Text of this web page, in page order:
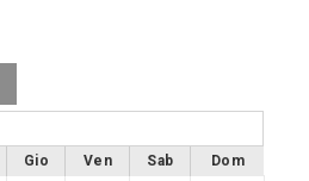
Gio Ven Sab Dom